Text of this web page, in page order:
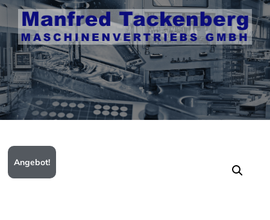
Angebot!